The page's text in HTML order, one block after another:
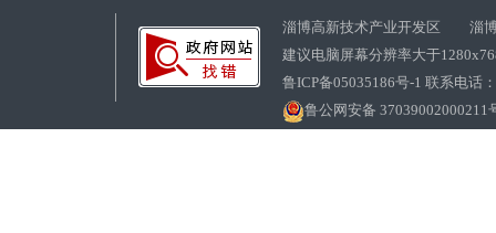
淄博高新技术产业开发区 淄博
建议电脑屏幕分辨率大于
鲁ICP备05035186号-1 联系电话
鲁公网安备 37039002000211